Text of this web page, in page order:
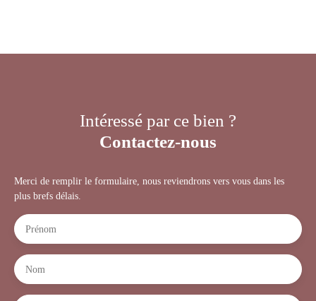
Intéressé par ce bien ?
Contactez-nous
Merci de remplir le formulaire, nous reviendrons vers vous dans les
plus brefs délais.
Prénom
Nom